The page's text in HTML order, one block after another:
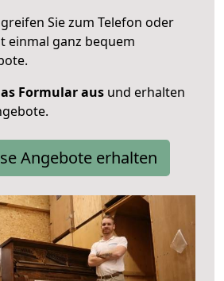
Sie zum Telefon oder
einmal ganz bequem
Formular aus und erhalten
Angebote erhalten